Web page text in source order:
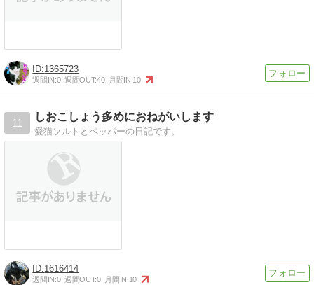
1365723
週間IN:0 週間OUT:40 月間IN:10
11
しおこしょう多めにおねがいします
愛猫ソルトとペッパーの日記です。
1616414
週間IN:0 週間OUT:0 月間IN:10